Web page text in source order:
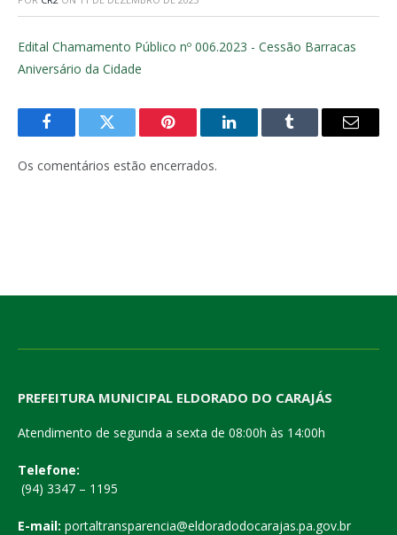
Edital Chamamento Público nº 006.2023 - Cessão Barracas
Aniversário da Cidade
FacebookTwitter Pinterest LinkedInTumblr
E-
Os comentários estão encerrados.
PREFEITURA MUNICIPAL ELDORADO DO CARAJÁS
Atendimento de segunda a sexta de 08:00h às 14:00h
Telefone:
(94) 3347 – 1195
E-mail: portaltransparencia@eldoradodocarajas.pa.gov.br